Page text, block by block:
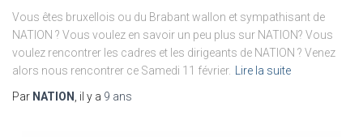
Vous êtes bruxellois ou du Brabant wallon et sympathisant de
NATION ? Vous voulez en savoir un peu plus sur NATION? Vous
voulez rencontrer les cadres et les dirigeants de NATION ? Venez
alors nous rencontrer ce Samedi 11 février.
Lire la suite
Par NATION , il y a 9 ans